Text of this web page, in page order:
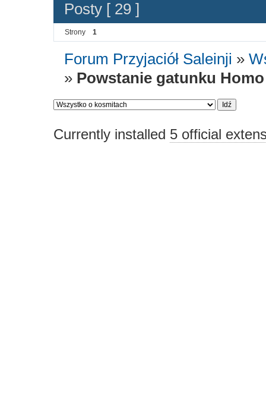
Posty [ 29 ]
Strony 1
Forum Przyjaciół Saleinji »
» Powstanie gatunku
Currently installed 5 official